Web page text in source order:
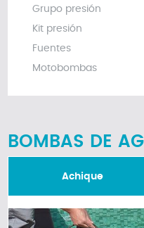
Grupo presión
Kit presión
Fuentes
Motobombas
BOMBAS DE
Achique